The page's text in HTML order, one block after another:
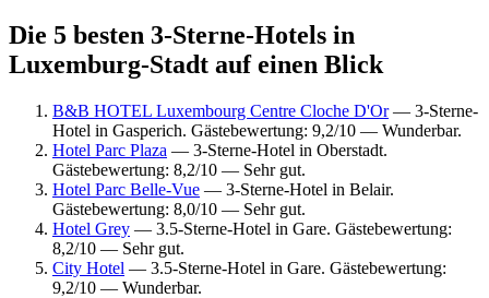
Die 5 besten 3-Sterne-Hotels in
Luxemburg-Stadt auf einen Blick
B&B HOTEL Luxembourg Centre Cloche D'Or— 3-Sterne-
Hotel in Gasperich. Gästebewertung: 9,2/10 — Wunderbar.
Hotel Parc Plaza — 3-Sterne-Hotel in Oberstadt.
Gästebewertung: 8,2/10 — Sehr gut.
Hotel Parc Belle-Vue — 3-Sterne-Hotel in Belair.
Gästebewertung: 8,0/10 — Sehr gut.
Hotel Grey — 3.5-Sterne-Hotel in Gare. Gästebewertung:
8,2/10 — Sehr gut.
City Hotel — 3.5-Sterne-Hotel in Gare. Gästebewertung:
9,2/10 — Wunderbar.